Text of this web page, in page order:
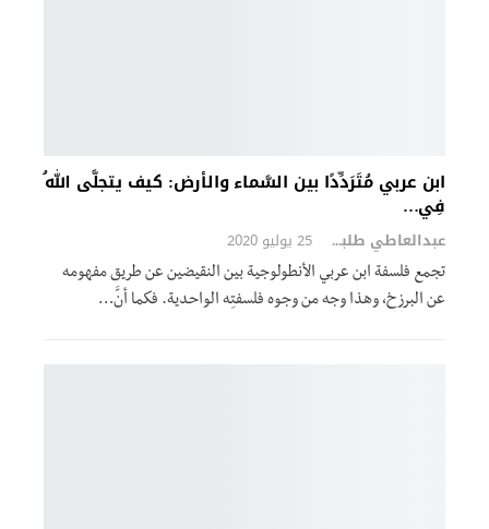
ابن عربي مُتَرَدِّدًا بين السَّماء والأرض: كيف يتجلَّى اللهُ
فِي…
عبدالعاطي طلبة 25 يوليو 2020
تجمع فلسفة ابن عربي الأنطولوجية بين النقيضين عن طريق مفهومه
عن البرزخ، وهذا وجه من وجوه فلسفتِه الواحدية. فكما أنَّ…